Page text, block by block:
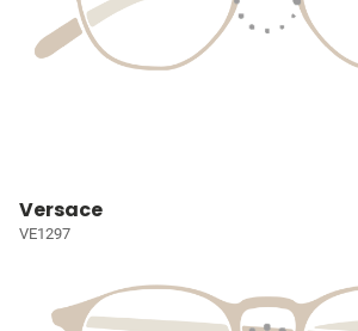
Versace
VE1297